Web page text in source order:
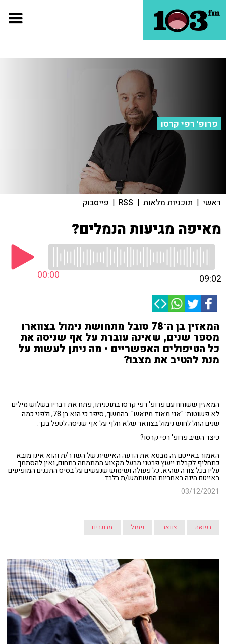
פרופ' רפי קרסו
ראשי | תוכניות מלאות |
RSS
| פייסבוק
מאיפה מגיעות הנמלים?
00:00 09:02
המאזין בן ה־78 סובל מתחושת נימול בצווארו
מספר שנים, שאינה עוברת על אף שניסה את
כל הטיפולים האפשריים • מה ניתן לעשות על
מנת להטיב את מצבו?
המאזין ששוחח עם פרופ' רפי קרסו בתוכניתו, פתח את דבריו בשלוש מילים
לא פשוטות: "אני מאוד מיואש". בהמשך, סיפר כי הוא בן 78, ולפני כמה
שנים החל לחוש נימול בצוואר שלא חלף על אף שניסה לטפל בכך.
כיצד השיב פרופ' רפי קרסו?
האמור באייטם זה מבטא את הדעה האישית של השדר/ת והוא אינו מובא
כתחליף לקבלת ייעוץ פרטני מבעל מקצוע המתמחה בתחום, ואין להסתמך
עליו בכל צורה שהיא. כל פעולה ושימוש שנעשים על בסיס התכנים המופיעים
באייטם הינה באחריות המשתמש/ת בלבד.
03/12/2021
רפואה צוואר נימול מבוגרים